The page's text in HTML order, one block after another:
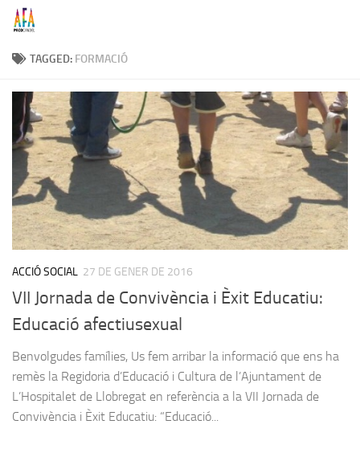
Skip to content
TAGGED: FORMACIÓ
ACCIÓ SOCIAL 27 DE GENER DE 2016
VII Jornada de Convivència i Èxit Educatiu:
Educació afectiusexual
Benvolgudes famílies, Us fem arribar la informació que ens ha
remès la Regidoria d’Educació i Cultura de l’Ajuntament de
L’Hospitalet de Llobregat en referència a la VII Jornada de
Convivència i Èxit Educatiu: “Educació...